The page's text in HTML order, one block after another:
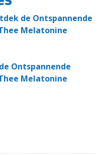
de Ontspannende
Melatonine
Ontspannende
Melatonine